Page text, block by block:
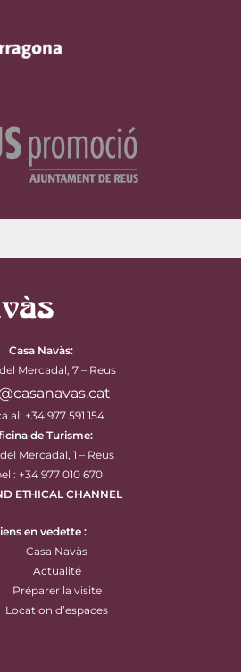
Casa Navàs:
Mercadal, 7 – Reus
al: +34 977 591 154
de Turisme:
Mercadal, 1 – Reus
: +34 977 010 670
ETHICAL CHANNEL
en vedette :
Casa Navàs
Actualité
Préparer la visite
Location d’espaces